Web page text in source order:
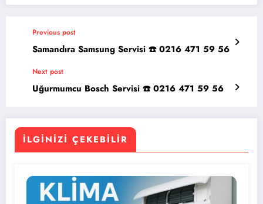
Previous post
Samandıra Samsung Servisi ☎️ 0216 471 59 56
Next post
Uğurmumcu Bosch Servisi ☎️ 0216 471 59 56
İLGINIZI ÇEKEBILIR